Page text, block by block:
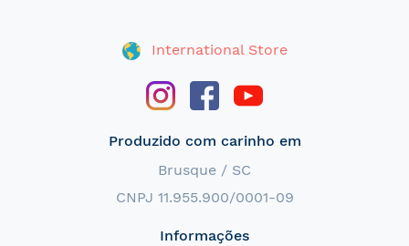
International Store
Produzido com carinho em
Brusque / SC
CNPJ 11.955.900/0001-09
Informações